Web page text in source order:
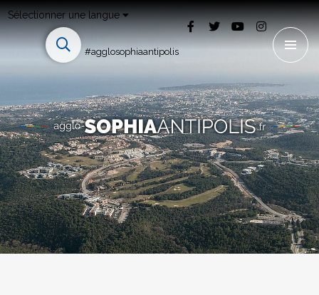
Sélectionner une langue
#agglosophiaantipolis